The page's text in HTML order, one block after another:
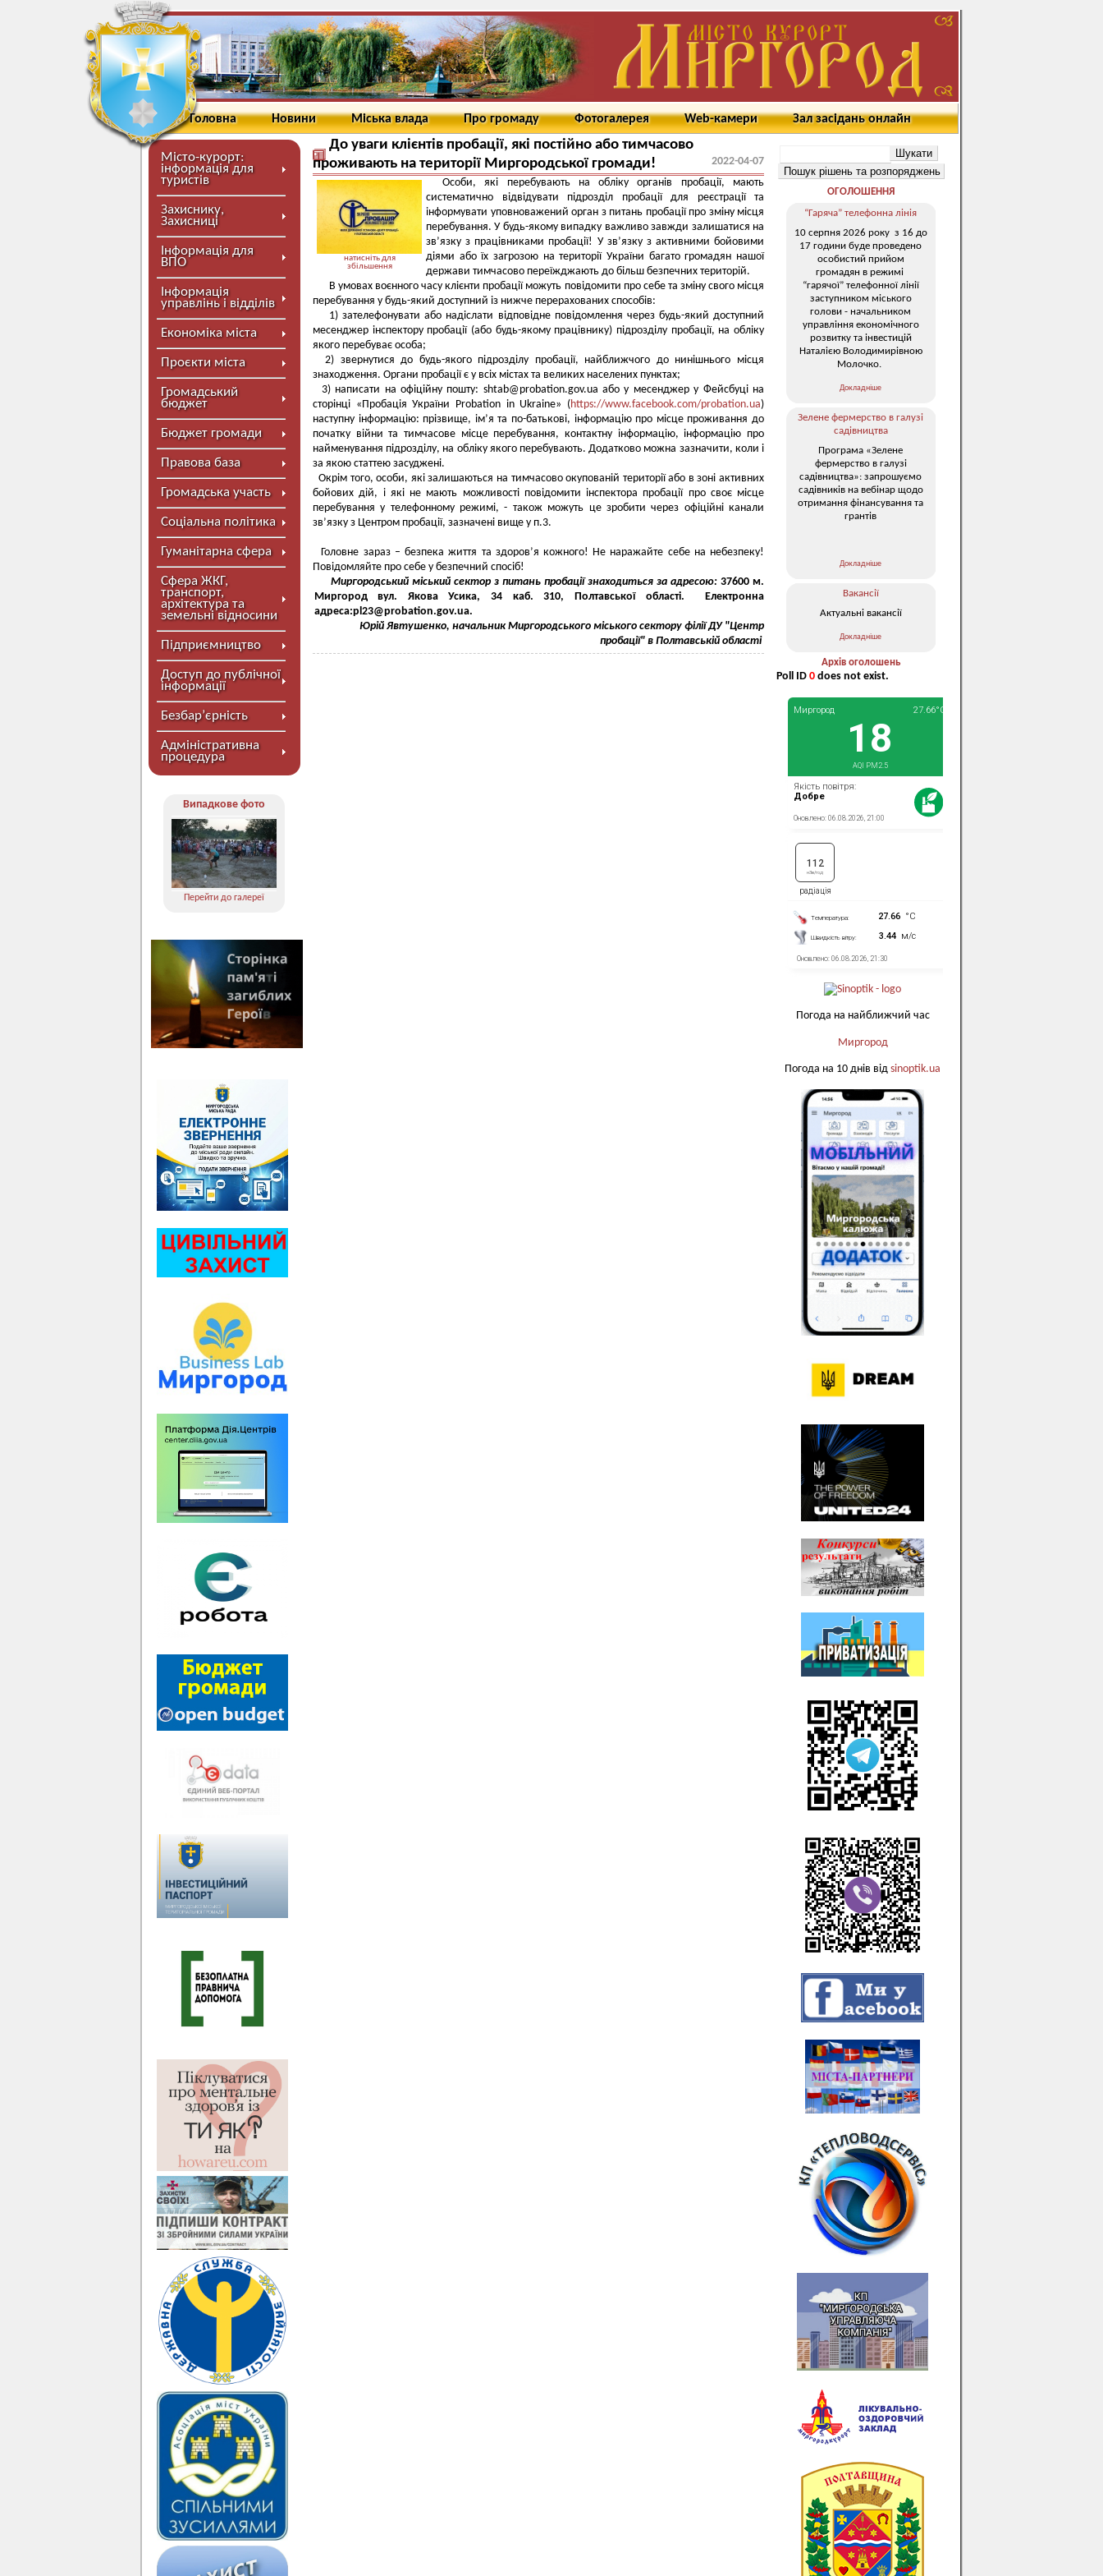
Головна Новини Міська влада Про громаду Фотогалерея Web-камери Зал засідань онлайн
Місто-курорт:
інформація для
туристів
Захиснику,
Захисниці
Інформація для
ВПО
Інформація
управлінь і відділів
Економіка міста
Проєкти міста
Громадський
бюджет
Бюджет громади
Правова база
Громадська участь
Соціальна політика
Гуманітарна сфера
Сфера ЖКГ,
транспорт,
архітектура та
земельні відносини
Підприємництво
Доступ до публічної
інформації
Безбар’єрність
Адміністративна
процедура
Випадкове фото
Перейти до галереї
До уваги клієнтів пробації, які постійно або тимчасово
проживають на території Миргородської громади!
2022-04-07
натисніть для
збільшення
Особи, які перебувають на обліку органів пробації, мають
систематично відвідувати підрозділ пробації для реєстрації та
інформувати уповноважений орган з питань пробації про зміну місця
перебування. У будь-якому випадку важливо завжди залишатися на
зв’язку з працівниками пробації! У зв’язку з активними бойовими
діями або їх загрозою на території України багато громадян нашої
держави тимчасово переїжджають до більш безпечних територій.
В умовах воєнного часу клієнти пробації можуть повідомити про себе та зміну свого місця
перебування у будь-який доступний із нижче перерахованих способів:
1) зателефонувати або надіслати відповідне повідомлення через будь-який доступний
месенджер інспектору пробації (або будь-якому працівнику) підрозділу пробації, на обліку
якого перебуває особа;
2) звернутися до будь-якого підрозділу пробації, найближчого до нинішнього місця
знаходження. Органи пробації є у всіх містах та великих населених пунктах;
3) написати на офіційну пошту: shtab@probation.gov.ua або у месенджер у Фейсбуці на
сторінці «Пробація України Probation in Ukraine» (https://www.facebook.com/probation.ua)
наступну інформацію: прізвище, ім’я та по-батькові, інформацію про місце проживання до
початку війни та тимчасове місце перебування, контактну інформацію, інформацію про
найменування підрозділу, на обліку якого перебувають. Додатково можна зазначити, коли і
за якою статтею засуджені.
Окрім того, особи, які залишаються на тимчасово окупованій території або в зоні активних
бойових дій, і які не мають можливості повідомити інспектора пробації про своє місце
перебування у телефонному режимі, - також можуть це зробити через офіційні канали
зв’язку з Центром пробації, зазначені вище у п.3.
Головне зараз – безпека життя та здоров’я кожного! Не наражайте себе на небезпеку!
Повідомляйте про себе у безпечний спосіб!
Миргородський міський сектор з питань пробації знаходиться за адресою: 37600 м.
Миргород вул. Якова Усика,34 каб.310,Полтавської області. Електронна
адреса:pl23@probation.gov.ua.
Юрій Явтушенко, начальник Миргородського міського сектору філії ДУ "Центр
пробації" в Полтавській області
ОГОЛОШЕННЯ
“Гаряча” телефонна лінія
10 серпня 2026 року з 16 до
17 години буде проведено
особистий прийом
громадян в режимі
“гарячої” телефонної лінії
заступником міського
голови - начальником
управління економічного
розвитку та інвестицій
Наталією Володимирівною
Молочко.
Докладніше
Зелене фермерство в галузі
садівництва
Програма «Зелене
фермерство в галузі
садівництва»: запрошуємо
садівників на вебінар щодо
отримання фінансування та
грантів
Докладніше
Вакансії
Актуальні вакансії
Докладніше
Архів оголошень
Poll ID 0 does not exist.
Погода на найближчий час
Миргород
Погода на 10 днів від sinoptik.ua